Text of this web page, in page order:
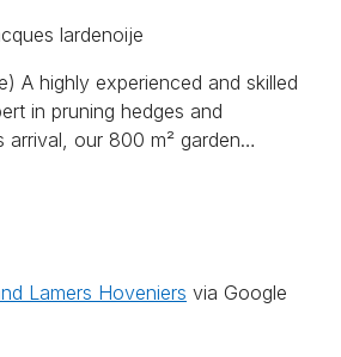
lardenoije
A highly experienced and skilled
in pruning hedges and
arrival, our 800 m² garden…
Lamers Hoveniers via Google